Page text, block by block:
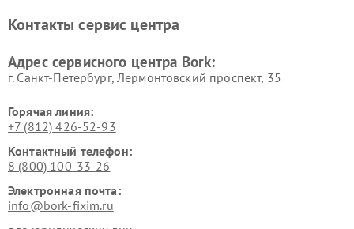
воздуха Bork
Bork
Bork
Контакты сервис центра
Адрес сервисного центра Bork:
г. Санкт-Петербург, Лермонтовский проспект, 35
Горячая линия:
+7 (812) 426-52-93
Контактный телефон:
8 (800) 100-33-26
Электронная почта:
info@bork-fixim.ru